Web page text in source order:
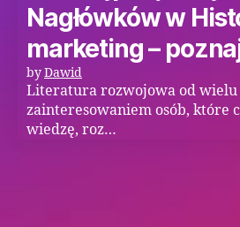
Nagłówków w
marketing – poznaj
byDawid
Literatura rozwojowa od wielu
zainteresowaniem osób, które
wiedzę, roz…